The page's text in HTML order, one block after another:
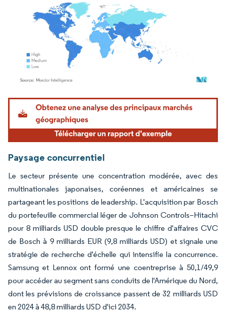
Image © Mordor Intelligence. La réutilisation nécessite une attribution sous CC BY
Paysage concurrentiel
Le secteur présente une concentration modérée, avec des
multinationales japonaises, coréennes et américaines se
partageant les positions de leadership. L'acquisition par Bosch
du portefeuille commercial léger de Johnson Controls–Hitachi
pour 8 milliards USD double presque le chiffre d'affaires CVC
de Bosch à 9 milliards EUR (9,8 milliards USD) et signale une
stratégie de recherche d'échelle qui intensifie la concurrence.
Samsung et Lennox ont formé une coentreprise à 50,1/49,9
pour accéder au segment sans conduits de l'Amérique du Nord,
dont les prévisions de croissance passent de 32 milliards USD
en 2024 à 48,8 milliards USD d'ici 2034.